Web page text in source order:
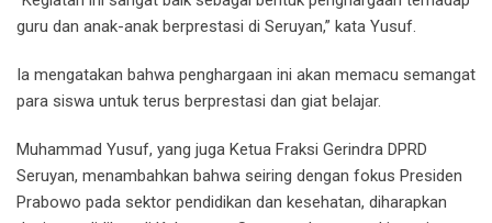
guru dan anak-anak berprestasi di Seruyan,” kata Yusuf.
Ia mengatakan bahwa penghargaan ini akan memacu semangat
para siswa untuk terus berprestasi dan giat belajar.
Muhammad Yusuf, yang juga Ketua Fraksi Gerindra DPRD
Seruyan, menambahkan bahwa seiring dengan fokus Presiden
Prabowo pada sektor pendidikan dan kesehatan, diharapkan